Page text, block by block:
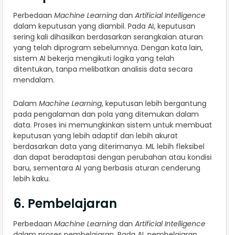
Perbedaan Machine Learning dan Artificial Intelligence
dalam keputusan yang diambil. Pada AI, keputusan
sering kali dihasilkan berdasarkan serangkaian aturan
yang telah diprogram sebelumnya. Dengan kata lain,
sistem AI bekerja mengikuti logika yang telah
ditentukan, tanpa melibatkan analisis data secara
mendalam.
Dalam Machine Learning, keputusan lebih bergantung
pada pengalaman dan pola yang ditemukan dalam
data. Proses ini memungkinkan sistem untuk membuat
keputusan yang lebih adaptif dan lebih akurat
berdasarkan data yang diterimanya. ML lebih fleksibel
dan dapat beradaptasi dengan perubahan atau kondisi
baru, sementara AI yang berbasis aturan cenderung
lebih kaku.
6. Pembelajaran
Perbedaan Machine Learning dan Artificial Intelligence